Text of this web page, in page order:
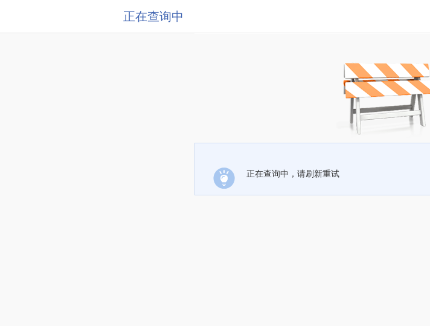
正在查询中
正在查询中，请刷新重试